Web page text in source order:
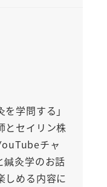
学問する」
とセイリン株
チャ
鍼灸学のお話
しめる内容に